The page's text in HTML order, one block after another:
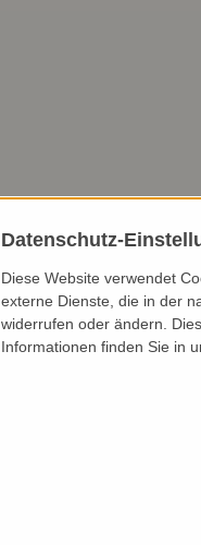
Datenschutz-
Diese Website verwendet
externe Dienste, die in der
widerrufen oder ändern.
Informationen finden Sie in